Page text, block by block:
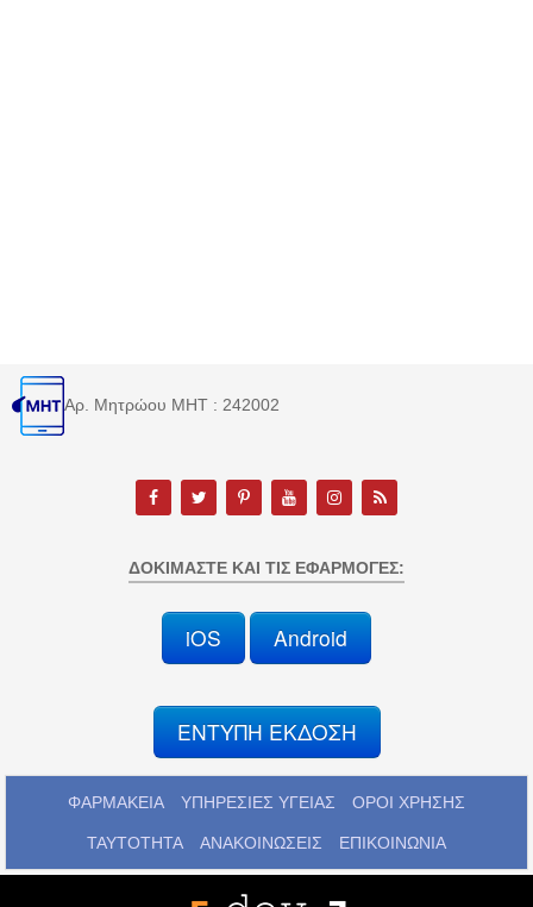
Αρ. Μητρώου MHT : 242002
ΔΟΚΙΜΆΣΤΕ ΚΑΙ ΤΙΣ ΕΦΑΡΜΟΓΈΣ:
iOS Android
ΕΝΤΥΠΗ ΕΚΔΟΣΗ
ΦΑΡΜΑΚΕΙΑ ΥΠΗΡΕΣΙΕΣ ΥΓΕΙΑΣ ΟΡΟΙ ΧΡΗΣΗΣ
ΤΑΥΤΟΤΗΤΑ ΑΝΑΚΟΙΝΩΣΕΙΣ ΕΠΙΚΟΙΝΩΝΙΑ